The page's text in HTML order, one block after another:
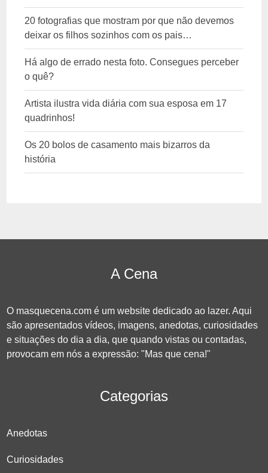
20 fotografias que mostram por que não devemos
deixar os filhos sozinhos com os pais…
Há algo de errado nesta foto. Consegues perceber
o quê?
Artista ilustra vida diária com sua esposa em 17
quadrinhos!
Os 20 bolos de casamento mais bizarros da
história
A Cena
O masquecena.com é um website dedicado ao lazer. Aqui
são apresentados vídeos, imagens, anedotas, curiosidades
e situações do dia a dia, que quando vistas ou contadas,
provocam em nós a expressão: "Mas que cena!"
Categorias
Anedotas
Curiosidades